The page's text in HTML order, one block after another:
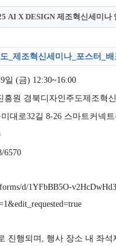
AI X DESIGN 제조혁신세미나
_제조혁신세미나_포스터_
일 (금) 12:30~16:00
흥원 경북디자인주도제조혁
대로32길 8-26 스마트커넥트
6570
d/1YFbBB5O-
진행되며 , 행사 장소 내 좌